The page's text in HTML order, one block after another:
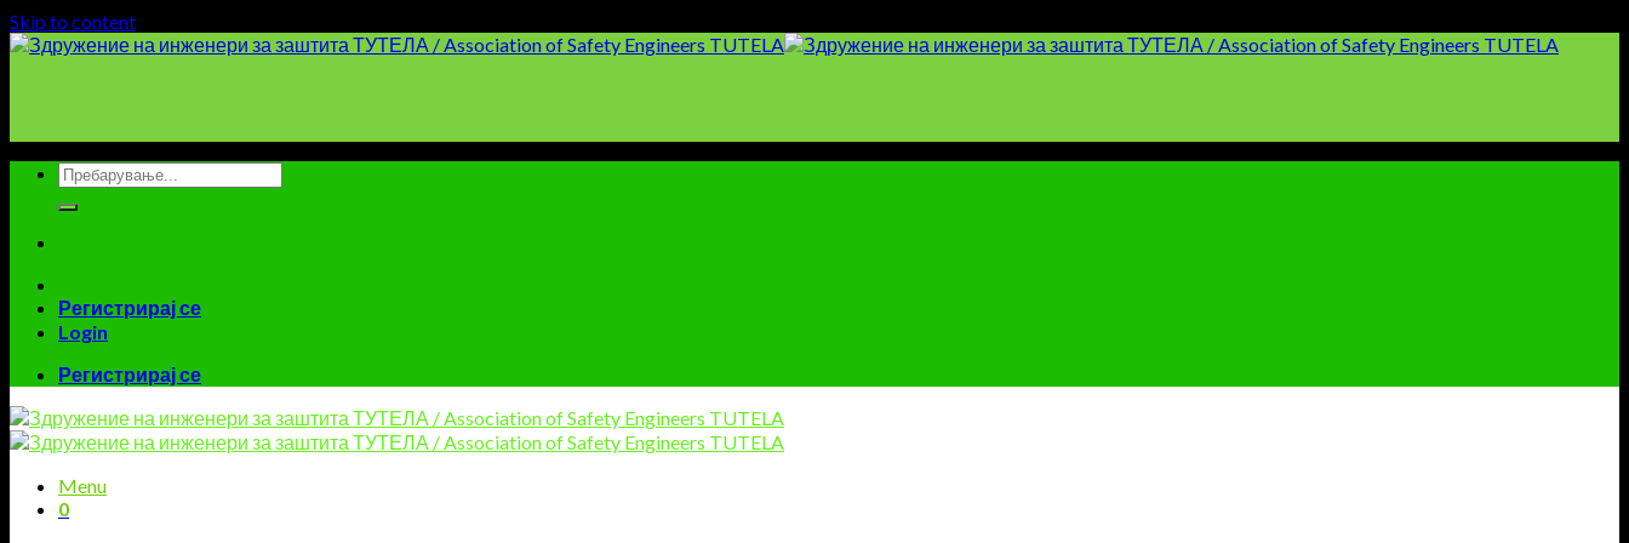
Skip to content
Регистрирај се
Login
Регистрирај се
Menu
0